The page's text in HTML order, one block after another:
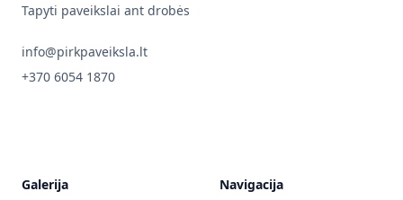
Tapyti paveikslai ant drobės
info@pirkpaveiksla.lt
+370 6054 1870
Galerija Navigacija